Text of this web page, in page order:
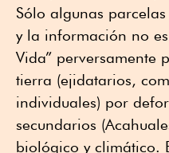
Sólo algunas
y la información no
Vida” perversamente
tierra (ejidatarios,
individuales) por
secundarios
biológico y climático.